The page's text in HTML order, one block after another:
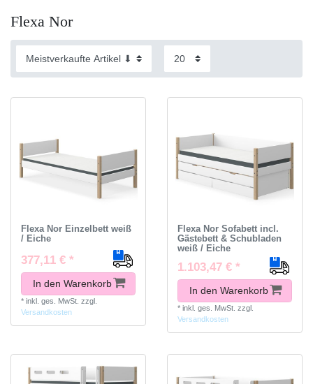
Flexa Nor
Flexa Nor Einzelbett weiß
/ Eiche
377,11 € *
In den Warenkorb
* inkl. ges. MwSt. zzgl.
Versandkosten
Flexa Nor Sofabett incl.
Gästebett & Schubladen
weiß / Eiche
1.103,47 € *
In den Warenkorb
* inkl. ges. MwSt. zzgl.
Versandkosten